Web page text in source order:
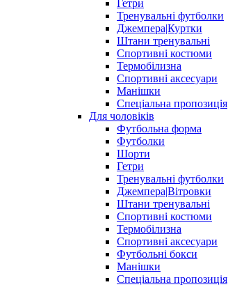
Гетри
Тренувальні футболки
Джемпера|Куртки
Штани тренувальні
Спортивні костюми
Термобілизна
Спортивні аксесуари
Манішки
Спеціальна пропозиція
Для чоловіків
Футбольна форма
Футболки
Шорти
Гетри
Тренувальні футболки
Джемпера|Вітровки
Штани тренувальні
Спортивні костюми
Термобілизна
Спортивні аксесуари
Футбольні бокси
Манішки
Спеціальна пропозиція